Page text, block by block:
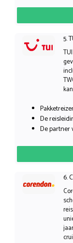
5.
De
De partner
6.